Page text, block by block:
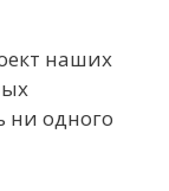
наших
ни одного